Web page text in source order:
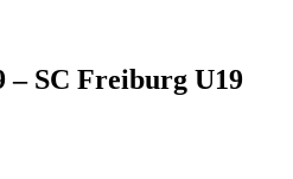
– SC Freiburg U19